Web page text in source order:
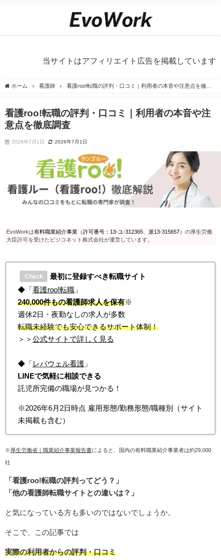
当サイトはアフィリエイト広告を掲載しています
ホーム 看護師
看護roo!転職の評判・口コミ｜利用者の本音や注意点を徹底
看護roo!転職の評判・口コミ｜利用者の本音や注
意点を徹底調査
2026年7月1日 2026年7月1日
EvoWorkは有料職業紹介事業 （許可番号：13-ユ-312365、 派13-315657）の厚生労働
大臣許可を受けたビジコネット株式会社が運営しています。
Check
最初に登録すべき転職サイト
◆「 看護roo!転職」
240,000件もの看護師求人を保有※
週休2日・夜勤なしの求人が多数
転職未経験でも安心できるサポート体制！
＞＞ 公式サイトで詳しく見る
◆「 レバウェル看護」
LINEで気軽に相談できる
託児所完備の職場が見つかる！
※2026年6月2日時点 雇用形態/勤務形態/職種別（サイト
未掲載も含む）
※厚生労働省｜職業紹介事業報告書によると、国内の有料職業紹介事業者は約29,000
社
「看護roo!転職の評判ってどう？」
「他の看護師転職サイトとの違いは？」
と気になっている方も多いのではないでしょうか。
そこで、この記事では
実際の利用者からの評判・口コミ